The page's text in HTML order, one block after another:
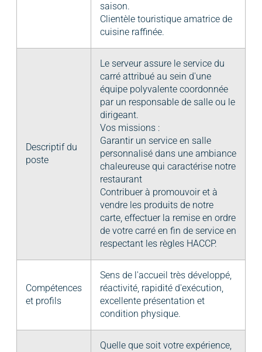
saison.
Clientèle touristique amatrice de
cuisine raffinée.
Descriptif du
poste
Le serveur assure le service du
carré attribué au sein d'une
équipe polyvalente coordonnée
par un responsable de salle ou le
dirigeant.
Vos missions :
Garantir un service en salle
personnalisé dans une ambiance
chaleureuse qui caractérise notre
restaurant
Contribuer à promouvoir et à
vendre les produits de notre
carte, effectuer la remise en ordre
de votre carré en fin de service en
respectant les règles HACCP.
Compétences
et profils
Sens de l'accueil très développé,
réactivité, rapidité d'exécution,
excellente présentation et
condition physique.
Quelle que soit votre expérience,